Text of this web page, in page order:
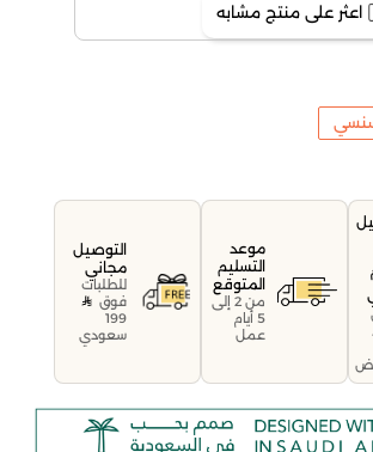
اعثر على منتج مشابه
موعد
التسليم
المتوقع
من 2 إلى
5 أيام
عمل
التوصيل
مجاني
للطلبات
فوق
199
سعودي